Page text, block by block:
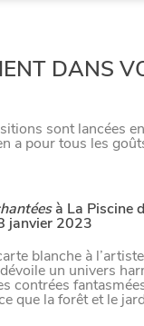
DANS
sont lancées
a pour tous les
à La Piscine
janvier 2023
blanche à
un univers
contrées
que la forêt et le
CANAILLE